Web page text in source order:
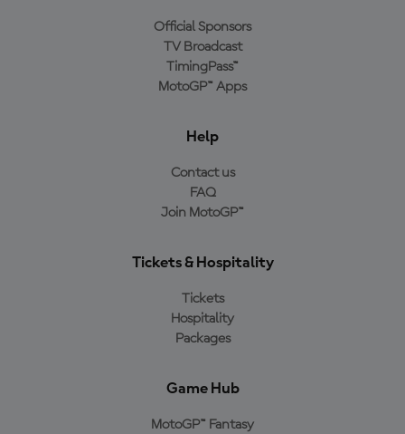
Official Sponsors
TV Broadcast
TimingPass™
MotoGP™ Apps
Help
Contact us
FAQ
Join MotoGP™
Tickets & Hospitality
Tickets
Hospitality
Packages
Game Hub
MotoGP™ Fantasy